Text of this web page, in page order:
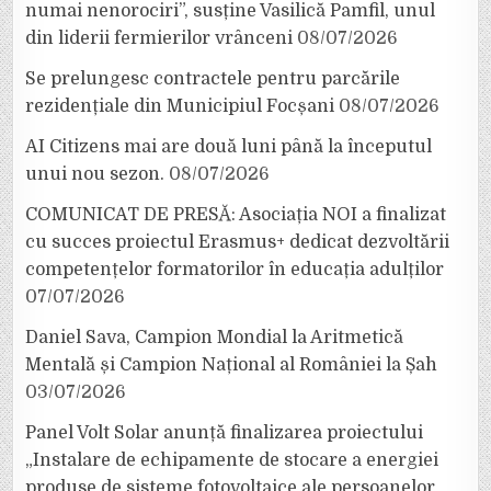
numai nenorociri”, susține Vasilică Pamfil, unul
din liderii fermierilor vrânceni 08/07/2026
Se prelungesc contractele pentru parcările
rezidențiale din Municipiul Focșani 08/07/2026
AI Citizens mai are două luni până la începutul
unui nou sezon. 08/07/2026
COMUNICAT DE PRESĂ: Asociația NOI a finalizat
cu succes proiectul Erasmus+ dedicat dezvoltării
competențelor formatorilor în educația adulților
07/07/2026
Daniel Sava, Campion Mondial la Aritmetică
Mentală și Campion Național al României la Șah
03/07/2026
Panel Volt Solar anunță finalizarea proiectului
„Instalare de echipamente de stocare a energiei